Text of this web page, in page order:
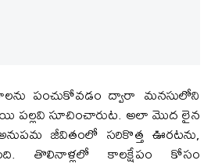
పంచుకోవడం ద్వారా మనసులోని
పల్లవి సూచించారుట‌. అలా మొద లైన
జీవితంలో సరికొత్త ఊరటను,
తొలినాళ్లలో కాలక్షేపం కోసం